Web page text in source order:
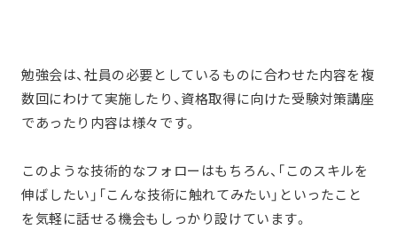
勉強会は、社員の必要としているものに合わせた内容を複
数回にわけて実施したり、資格取得に向けた受験対策講座
であったり内容は様々です。
このような技術的なフォローはもちろん、「このスキルを
伸ばしたい」「こんな技術に触れてみたい」といったこと
を気軽に話せる機会もしっかり設けています。